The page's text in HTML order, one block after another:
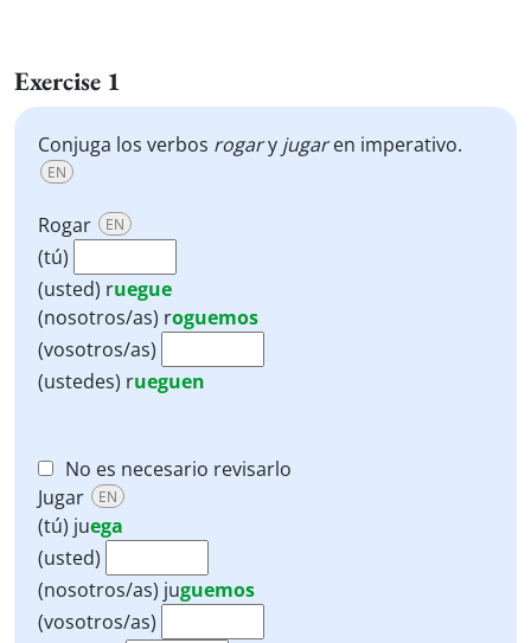
Exercise 1
Conjuga los verbos rogary jugaren imperativo.
EN
Rogar EN
(tú)
(usted) ruegue
(nosotros/as) roguemos
(vosotros/as)
(ustedes) rueguen
No es necesario revisarlo
Jugar
EN
(tú) juega
(usted)
(nosotros/as) juguemos
(vosotros/as)